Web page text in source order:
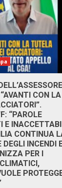
CON LA
“PAROLE
E
CONTINUA
INCENDI
PER I